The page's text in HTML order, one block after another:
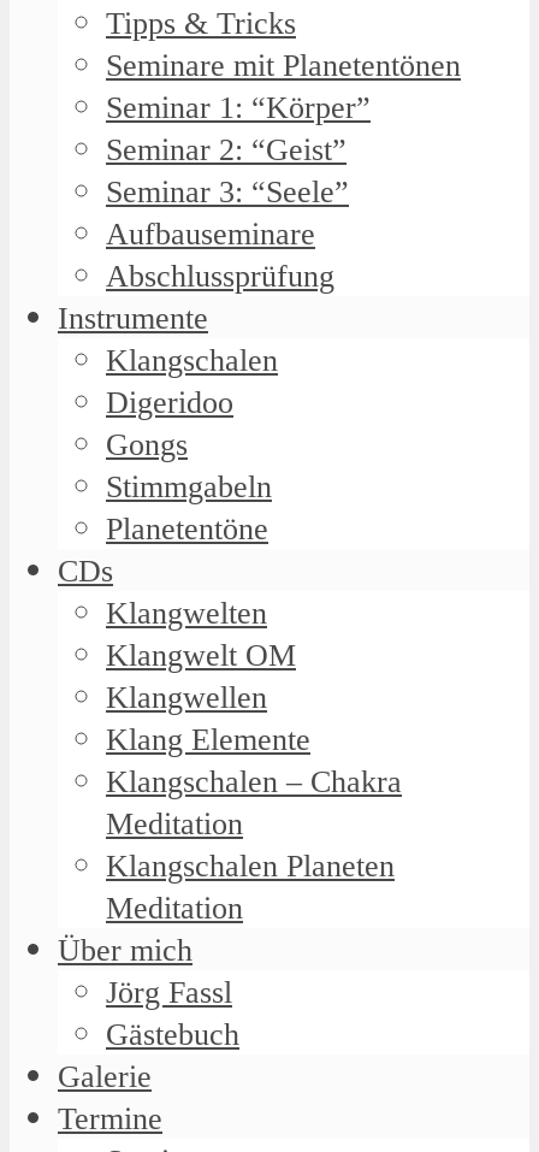
Tipps & Tricks
Seminare mit Planetentönen
Seminar 1: “Körper”
Seminar 2: “Geist”
Seminar 3: “Seele”
Aufbauseminare
Abschlussprüfung
Instrumente
Klangschalen
Digeridoo
Gongs
Stimmgabeln
Planetentöne
CDs
Klangwelten
Klangwelt OM
Klangwellen
Klang Elemente
Klangschalen – Chakra
Meditation
Klangschalen Planeten
Meditation
Über mich
Jörg Fassl
Gästebuch
Galerie
Termine